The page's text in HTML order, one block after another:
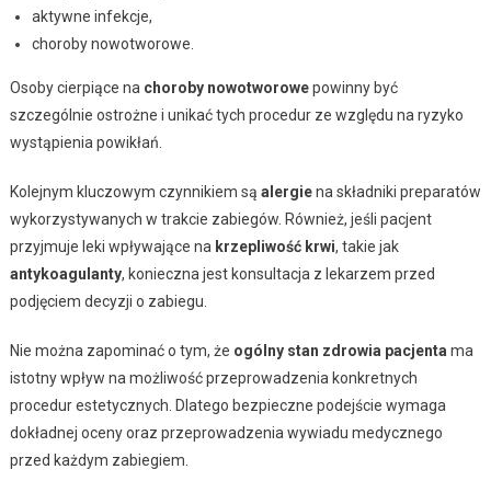
aktywne infekcje,
choroby nowotworowe.
Osoby cierpiące na choroby nowotworowepowinny być
szczególnie ostrożne i unikać tych procedur ze względu na ryzyko
wystąpienia powikłań.
Kolejnym kluczowym czynnikiem są alergiena składniki preparatów
wykorzystywanych w trakcie zabiegów. Również, jeśli pacjent
przyjmuje leki wpływające na krzepliwość krwi, takie jak
antykoagulanty, konieczna jest konsultacja z lekarzem przed
podjęciem decyzji o zabiegu.
Nie można zapominać o tym, że ogólny stan zdrowia pacjenta ma
istotny wpływ na możliwość przeprowadzenia konkretnych
procedur estetycznych. Dlatego bezpieczne podejście wymaga
dokładnej oceny oraz przeprowadzenia wywiadu medycznego
przed każdym zabiegiem.